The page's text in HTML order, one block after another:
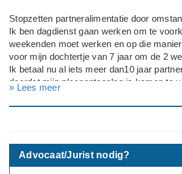
Stopzetten partneralimentatie door
Ik ben dagdienst gaan werken om te
weekenden moet werken en op die
voor mijn dochtertje van 7 jaar om de 2
Ik betaal nu al iets meer dan10 jaar
doordat mijn ploegentoeslag is komen te
lang genoeg de tijd gehad om alles voor
Rechtsgebied: Familiezaken (erfenis,
» Lees meer
Advocaat/Jurist nodig?